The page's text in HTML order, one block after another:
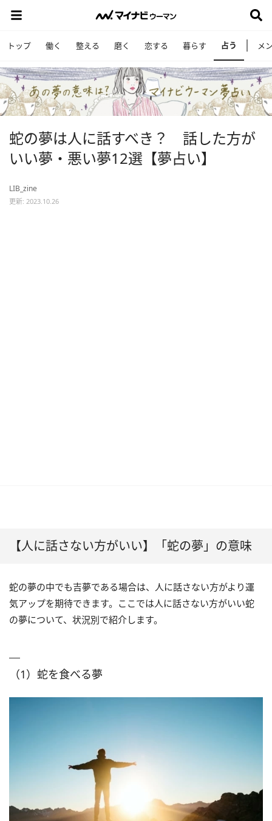
トップ 働く 整える 磨く 恋する 暮らす 占う メ
蛇の夢は人に話すべき？ 話した方が
いい夢・悪い夢12選【夢占い】
LIB_zine
更新: 2023.10.26
【人に話さない方がいい】「蛇の夢」の意味
蛇の夢の中でも吉夢である場合は、人に話さない方がより運
気アップを期待できます。ここでは人に話さない方がいい蛇
の夢について、状況別で紹介します。
（1）蛇を食べる夢